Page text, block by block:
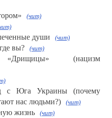
(чит)
души (чит)
вы? (чит)
(нацизм
с Юга Украины (почему
нас людьми?)
(чит)
жизнь (чит)